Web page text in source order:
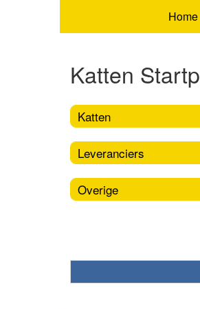
Home
Katten
Katten
Leveranciers
Overige